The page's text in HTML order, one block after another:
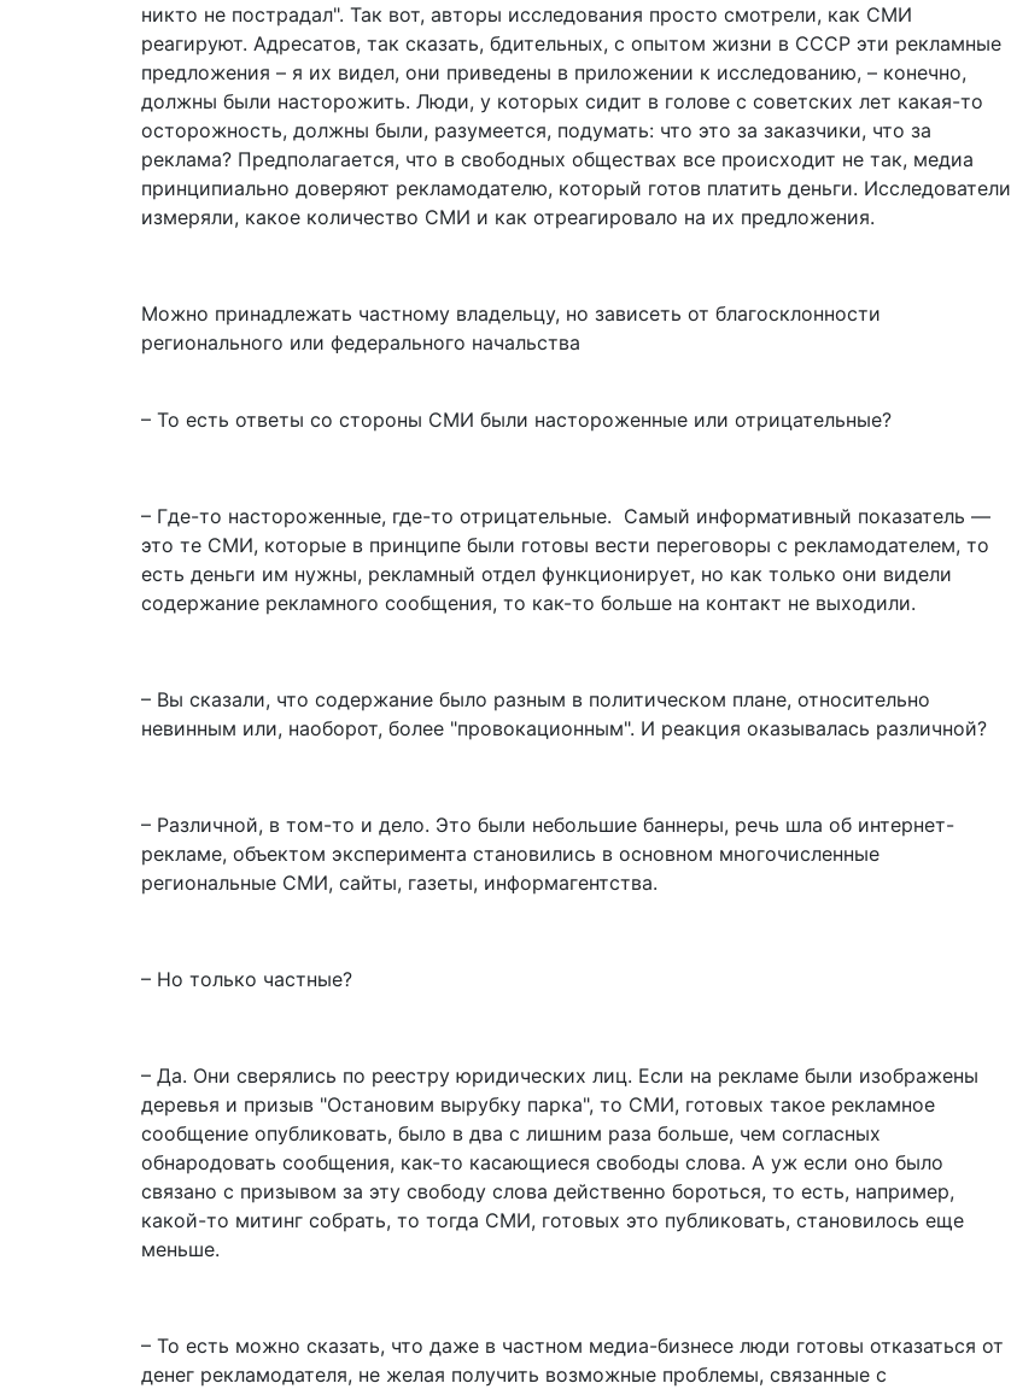
никто не пострадал". Так вот, авторы исследования просто смотрели, как СМИ
реагируют. Адресатов, так сказать, бдительных, с опытом жизни в СССР эти рекламные
предложения – я их видел, они приведены в приложении к исследованию, – конечно,
должны были насторожить. Люди, у которых сидит в голове с советских лет какая-то
осторожность, должны были, разумеется, подумать: что это за заказчики, что за
реклама? Предполагается, что в свободных обществах все происходит не так, медиа
принципиально доверяют рекламодателю, который готов платить деньги. Исследователи
измеряли, какое количество СМИ и как отреагировало на их предложения.
Можно принадлежать частному владельцу, но зависеть от благосклонности
регионального или федерального начальства
​– То есть ответы со стороны СМИ были настороженные или отрицательные?
– Где-то настороженные, где-то отрицательные. Самый информативный показатель —
это те СМИ, которые в принципе были готовы вести переговоры с рекламодателем, то
есть деньги им нужны, рекламный отдел функционирует, но как только они видели
содержание рекламного сообщения, то как-то больше на контакт не выходили.
– Вы сказали, что содержание было разным в политическом плане, относительно
невинным или, наоборот, более "провокационным". И реакция оказывалась различной?
– Различной, в том-то и дело. Это были небольшие баннеры, речь шла об интернет-
рекламе, объектом эксперимента становились в основном многочисленные
региональные СМИ, сайты, газеты, информагентства.
– Но только частные?
– Да. Они сверялись по реестру юридических лиц. Если на рекламе были изображены
деревья и призыв "Остановим вырубку парка", то СМИ, готовых такое рекламное
сообщение опубликовать, было в два с лишним раза больше, чем согласных
обнародовать сообщения, как-то касающиеся свободы слова. А уж если оно было
связано с призывом за эту свободу слова действенно бороться, то есть, например,
какой-то митинг собрать, то тогда СМИ, готовых это публиковать, становилось еще
меньше.
– То есть можно сказать, что даже в частном медиа-бизнесе люди готовы отказаться от
денег рекламодателя, не желая получить возможные проблемы, связанные с